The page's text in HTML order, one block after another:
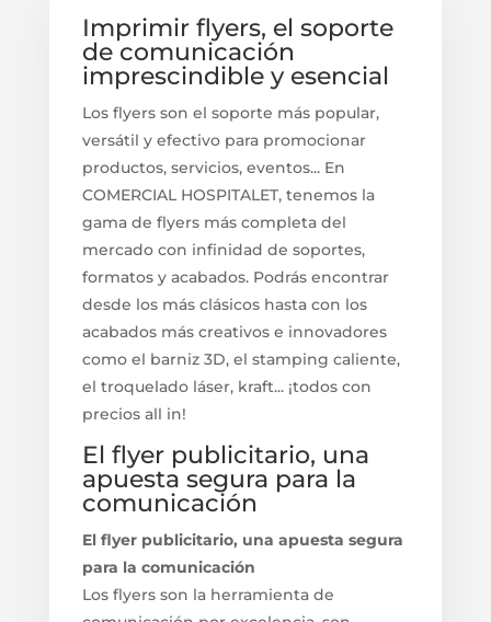
Imprimir flyers, el soporte
de comunicación
imprescindible y esencial
Los flyers son el soporte más popular,
versátil y efectivo para promocionar
productos, servicios, eventos... En
COMERCIAL HOSPITALET, tenemos la
gama de flyers más completa del
mercado con infinidad de soportes,
formatos y acabados. Podrás encontrar
desde los más clásicos hasta con los
acabados más creativos e innovadores
como el barniz 3D, el stamping caliente,
el troquelado láser, kraft... ¡todos con
precios all in!
El flyer publicitario, una
apuesta segura para la
comunicación
El flyer publicitario, una apuesta segura
para la comunicación
Los flyers son la herramienta de